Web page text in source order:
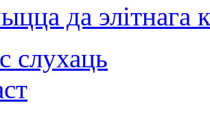
да элітнага
слухаць